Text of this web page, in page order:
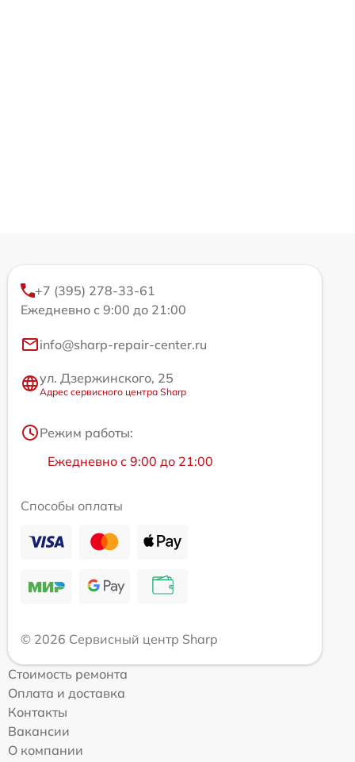
+7 (395) 278-33-61
Ежедневно с 9:00 до 21:00
info@sharp-repair-center.ru
ул. Дзержинского, 25
Адрес сервисного центра Sharp
Режим работы:
Ежедневно с 9:00 до 21:00
Способы оплаты
© 2026 Сервисный центр Sharp
Стоимость ремонта
Оплата и доставка
Контакты
Вакансии
О компании